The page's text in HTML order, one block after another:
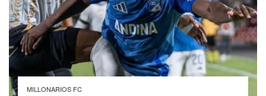
MILLONARIOS FC